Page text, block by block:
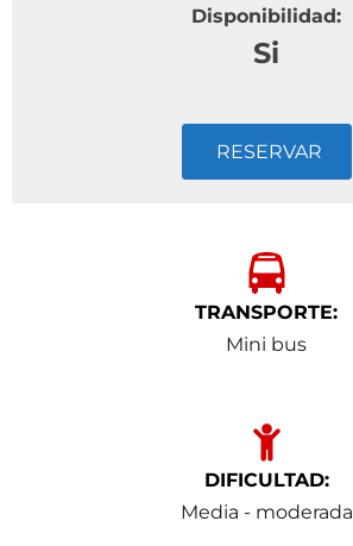
Disponibilidad:
Si
RESERVAR
TRANSPORTE:
Mini bus
DIFICULTAD:
Media - moderada